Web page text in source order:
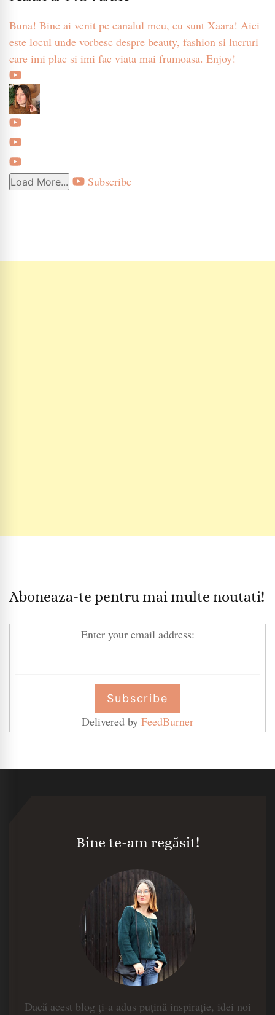
Buna! Bine ai venit pe canalul meu, eu sunt Xaara! Aici
este locul unde vorbesc despre beauty, fashion si lucruri
care imi plac si imi fac viata mai frumoasa. Enjoy!
Load More... Subscribe
Aboneaza-te pentru mai multe noutati!
Enter your email address:
Delivered by FeedBurner
Bine te-am regăsit!
Dacă acest blog ți-a adus puțină inspirație, idei noi